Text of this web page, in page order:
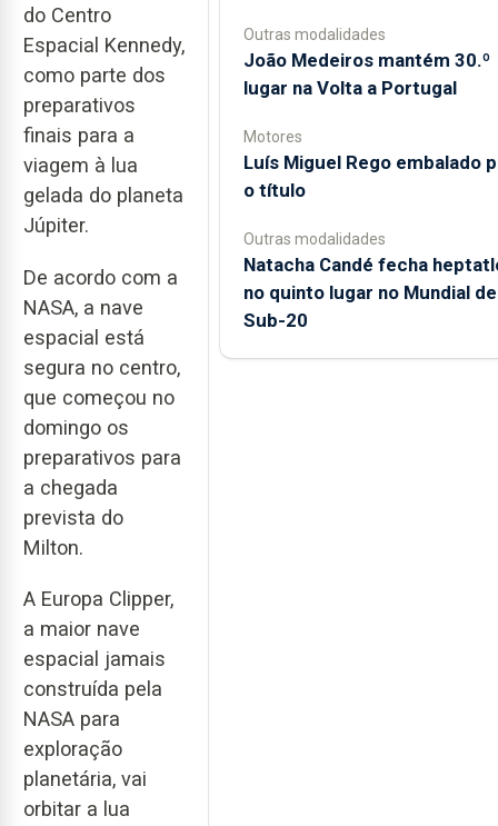
do Centro
Espacial Kennedy,
como parte dos
preparativos
finais para a
viagem à lua
gelada do planeta
Júpiter.
De acordo com a
NASA, a nave
espacial está
segura no centro,
que começou no
domingo os
preparativos para
a chegada
prevista do
Milton.
A Europa Clipper,
a maior nave
espacial jamais
construída pela
NASA para
exploração
planetária, vai
orbitar a lua
Outras modalidades
João Medeiros mantém 30.º
lugar na Volta a Portugal
Motores
Luís Miguel Rego embalado
o título
Outras modalidades
Natacha Candé fecha
no quinto lugar no Mundial de
Sub-20